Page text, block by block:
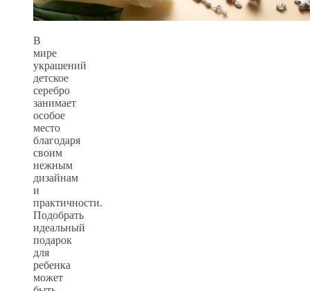
В
мире
украшений
детское
серебро
занимает
особое
место
благодаря
своим
нежным
дизайнам
и
практичности.
Подобрать
идеальный
подарок
для
ребенка
может